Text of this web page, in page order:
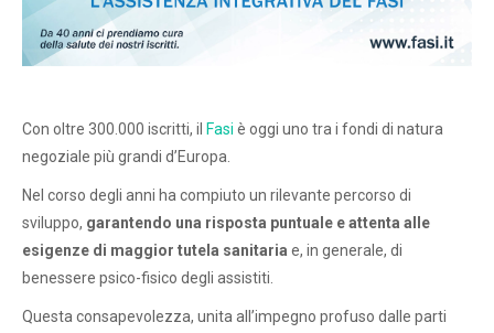
Con oltre 300.000 iscritti, il Fasi è oggi uno tra i fondi di natura
negoziale più grandi d’Europa.
Nel corso degli anni ha compiuto un rilevante percorso di
sviluppo, garantendo una risposta puntuale e attenta alle
esigenze di maggior tutela sanitaria e, in generale, di
benessere psico-fisico degli assistiti.
Questa consapevolezza, unita all’impegno profuso dalle parti